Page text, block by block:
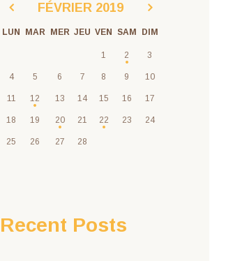
FÉVRIER 2019
LUN MAR MER JEU VEN SAM DIM
1 2 3
4 5 6 7 8 9 10
11 12 13 14 15 16 17
18 19 20 21 22 23 24
25 26 27 28
Recent Posts